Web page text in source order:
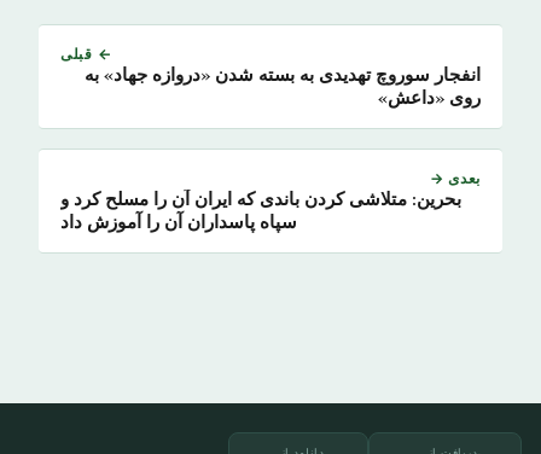
← قبلی
انفجار سوروچ تهدیدی به بسته شدن «دروازه جهاد» به
روی «داعش»
بعدی →
بحرین: متلاشی کردن باندی که ایران آن را مسلح کرد و
سپاه پاسداران آن را آموزش داد